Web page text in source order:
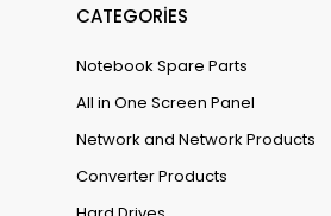
CATEGORİES
Notebook Spare Parts
All in One Screen Panel
Network and Network Products
Converter Products